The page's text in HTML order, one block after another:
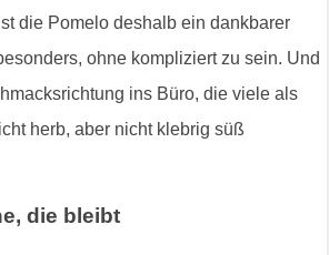
die Pomelo deshalb ein dankbarer
ohne kompliziert zu sein. Und
ins Büro, die viele als
herb, aber nicht klebrig süß
die bleibt